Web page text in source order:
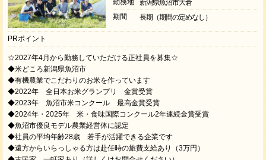
勤務地
新潟県魚沼市大倉
期間
長期（期間の定めなし）
PRポイント
☆2027年4月から勤務していただける正社員を募集☆
◆米どころ新潟県魚沼市
◆有機農業でこだわりのお米を作っています
◆2022年 全日本お米グランプリ 金賞受賞
◆2023年 魚沼市米コンクール 最高金賞受賞
◆2024年・2025年 米・食味国際コンクール2年連続金賞受賞
◆魚沼市優良モデル農業経営体に認定
◆社員の平均年齢28歳 若手が活躍できる企業です
◆遠方からいらっしゃる方は赴任時の旅費支給あり（3万円）